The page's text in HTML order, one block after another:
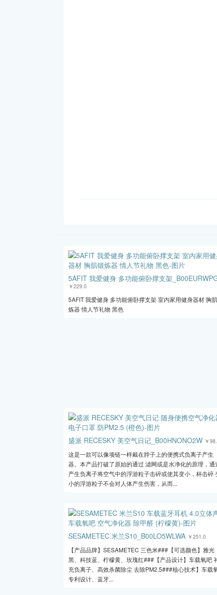
5AFIT 我爱健身 多功能俯卧撑支架
￥229.0
5AFIT 我爱健身 多功能俯卧撑支架 室内家用健身器材 胸
炼器 情人节礼物 黑色
盛派 RECESKY 美空气日记_B00HNONO2W ￥
这是一款可以像项链一样戴在脖子上的便携式负离子产生
器。本产品打破了原始的通过 滤网或是水净化的原理，通
产生负离子将空气中的浮游粒子击碎或使其变小，杯击碎
小的浮游粒子不会对人体产生伤害，从而...
SESAMETEC 米兰S10_B00LO5WLWA ￥251.0
【产品品牌】SESAMETEC 三色米###【可选颜色】雅光
黑、科技蓝、柠檬黄、玫瑰红###【产品设计】车载氧吧
充负离子、高效杀菌除尘 去除PM2.5###核心技术】车载
专利设计、蓝牙...